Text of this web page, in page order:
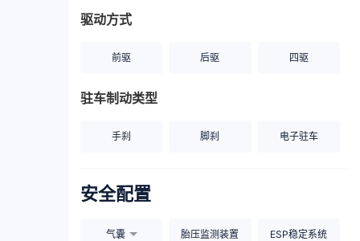
驱动方式
前驱 后驱 四驱
驻车制动类型
手刹 脚刹 电子驻车
安全配置
气囊 胎压监测装置 ESP稳定系统